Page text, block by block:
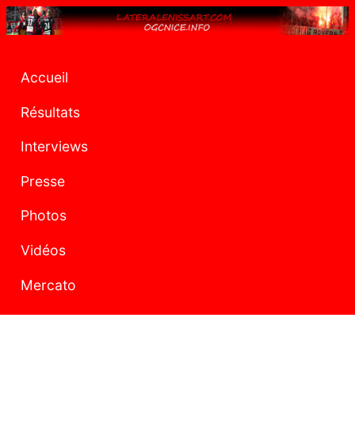
Accueil
Résultats
Interviews
Presse
Photos
Vidéos
Mercato